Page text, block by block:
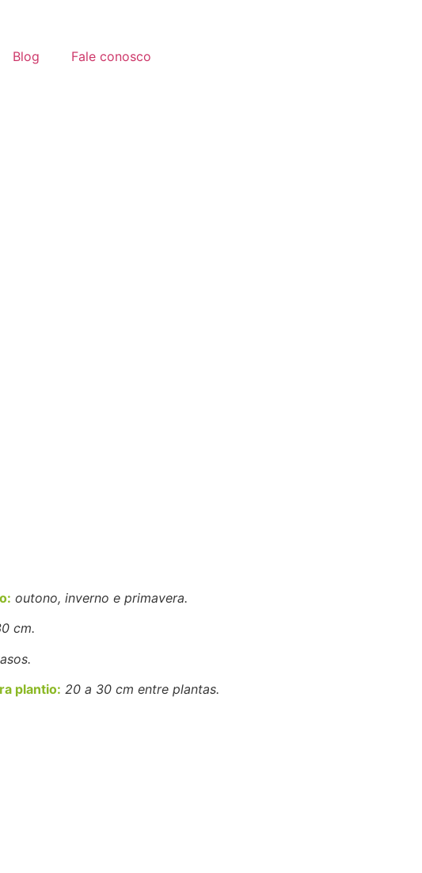
Blog Fale conosco
outono, inverno e primavera.
cm.
plantio: 20 a 30 cm entre plantas.